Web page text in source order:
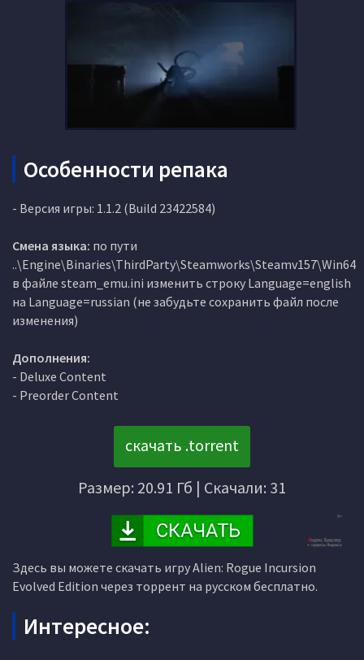
Особенности репака
- Версия игры: 1.1.2 (Build 23422584)
Смена языка: по пути
..\Engine\Binaries\ThirdParty\Steamworks\Steamv157\Win64
в файле steam_emu.ini изменить строку Language=english
на Language=russian (не забудьте сохранить файл после
изменения)
Дополнения:
- Deluxe Content
- Preorder Content
скачать .torrent
Размер: 20.91 Гб | Скачали: 31
Здесь вы можете скачать игру Alien: Rogue Incursion
Evolved Edition через торрент на русском бесплатно.
Интересное: